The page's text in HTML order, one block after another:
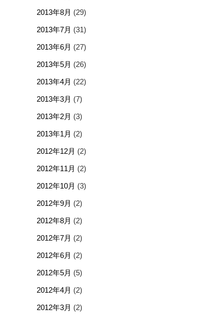
2013年8月 (29)
2013年7月 (31)
2013年6月 (27)
2013年5月 (26)
2013年4月 (22)
2013年3月 (7)
2013年2月 (3)
2013年1月 (2)
2012年12月 (2)
2012年11月 (2)
2012年10月 (3)
2012年9月 (2)
2012年8月 (2)
2012年7月 (2)
2012年6月 (2)
2012年5月 (5)
2012年4月 (2)
2012年3月 (2)